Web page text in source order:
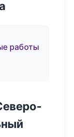
работы